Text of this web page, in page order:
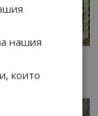
нашия
които